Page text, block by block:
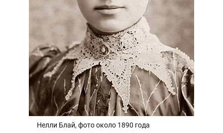
Нелли Блай, фото около 1890 года